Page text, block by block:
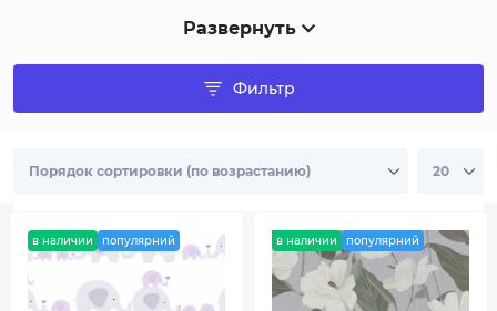
Развернуть
Фильтр
в наличии популярний в наличии популярний